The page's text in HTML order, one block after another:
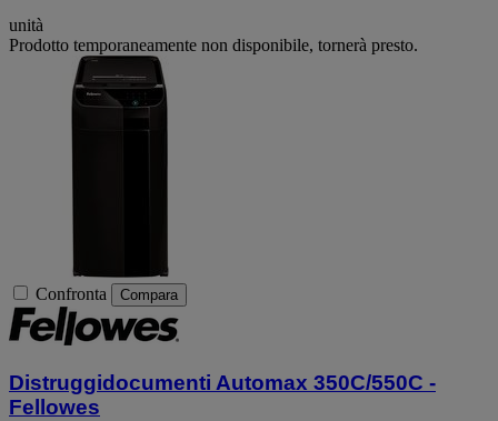
unità
Prodotto temporaneamente non disponibile, tornerà presto.
Confronta Compara
Distruggidocumenti Automax 350C/550C -
Fellowes